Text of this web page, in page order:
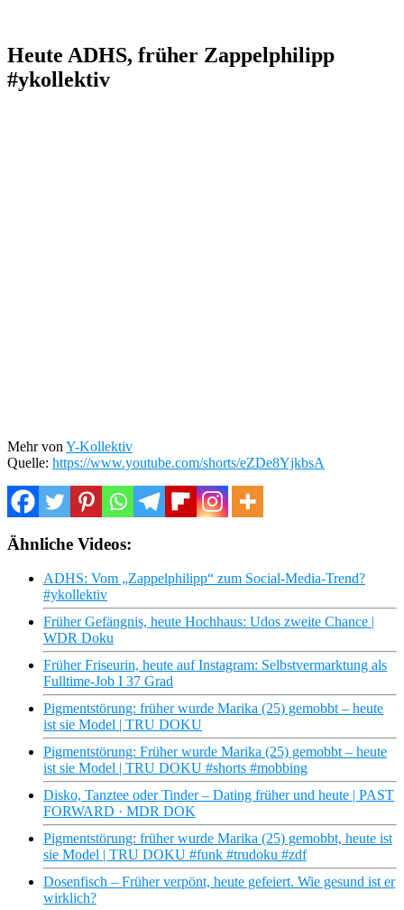
Heute ADHS, früher Zappelphilipp
#ykollektiv
Mehr von Y-Kollektiv
Quelle: https://www.youtube.com/shorts/eZDe8YjkbsA
Ähnliche Videos:
ADHS: Vom „Zappelphilipp“ zum Social-Media-Trend?
#ykollektiv
Früher Gefängnis, heute Hochhaus: Udos zweite Chance |
WDR Doku
Früher Friseurin, heute auf Instagram: Selbstvermarktung als
Fulltime-Job I 37 Grad
Pigmentstörung: früher wurde Marika (25) gemobbt – heute
ist sie Model | TRU DOKU
Pigmentstörung: Früher wurde Marika (25) gemobbt – heute
ist sie Model | TRU DOKU #shorts #mobbing
Disko, Tanztee oder Tinder – Dating früher und heute | PAST
FORWARD · MDR DOK
Pigmentstörung: früher wurde Marika (25) gemobbt, heute ist
sie Model | TRU DOKU #funk #trudoku #zdf
Dosenfisch – Früher verpönt, heute gefeiert. Wie gesund ist er
wirklich?